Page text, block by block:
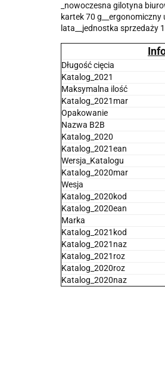
_nowoczesna gilotyna
kartek 70
lata__jednostka sprzedaży
Długość cięcia
Katalog_2021
Maksymalna ilość
Katalog_2021mar
Opakowanie
Nazwa B2B
Katalog_2020
Katalog_2021ean
Wersja_Katalogu
Katalog_2020mar
Wesja
Katalog_2020kod
Katalog_2020ean
Marka
Katalog_2021kod
Katalog_2021naz
Katalog_2021roz
Katalog_2020roz
Katalog_2020naz